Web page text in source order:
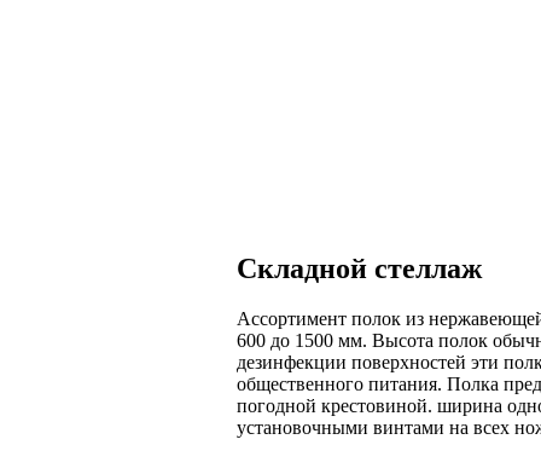
Складной стеллаж
Ассортимент полок из
600 до 1500 мм. Высота полок
дезинфекции поверхностей эти
общественного питания. Полка
погодной крестовиной. ширина
установочными винтами на всех